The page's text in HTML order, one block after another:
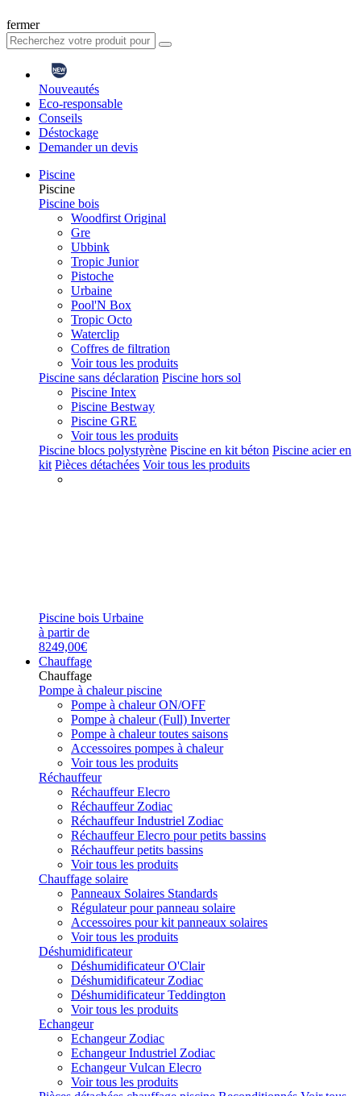
fermer
Nouveautés
Eco-responsable
Conseils
Déstockage
Demander un devis
Piscine
Piscine
Piscine bois
Woodfirst Original
Gre
Ubbink
Tropic Junior
Pistoche
Urbaine
Pool'N Box
Tropic Octo
Waterclip
Coffres de filtration
Voir tous les produits
Piscine sans déclaration Piscine hors sol
Piscine Intex
Piscine Bestway
Piscine GRE
Voir tous les produits
Piscine blocs polystyrène Piscine en kit béton Piscine acier en
kit Pièces détachées Voir tous les produits
Piscine bois Urbaine
à partir de
8249,00€
Chauffage
Chauffage
Pompe à chaleur piscine
Pompe à chaleur ON/OFF
Pompe à chaleur (Full) Inverter
Pompe à chaleur toutes saisons
Accessoires pompes à chaleur
Voir tous les produits
Réchauffeur
Réchauffeur Elecro
Réchauffeur Zodiac
Réchauffeur Industriel Zodiac
Réchauffeur Elecro pour petits bassins
Réchauffeur petits bassins
Voir tous les produits
Chauffage solaire
Panneaux Solaires Standards
Régulateur pour panneau solaire
Accessoires pour kit panneaux solaires
Voir tous les produits
Déshumidificateur
Déshumidificateur O'Clair
Déshumidificateur Zodiac
Déshumidificateur Teddington
Voir tous les produits
Echangeur
Echangeur Zodiac
Echangeur Industriel Zodiac
Echangeur Vulcan Elecro
Voir tous les produits